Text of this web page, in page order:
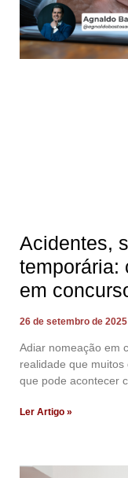
Acidentes,
temporária:
em
26 de setembro de 2025
Adiar nomeação em
realidade que
que pode acontecer
Ler Artigo »